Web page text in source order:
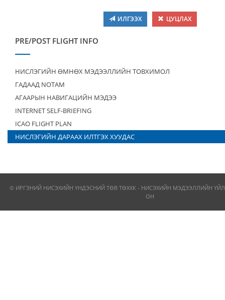
ИЛГЭЭХ ЦУЦЛАХ
PRE/POST FLIGHT INFO
НИСЛЭГИЙН ӨМНӨХ МЭДЭЭЛЛИЙН ТОВХИМОЛ
ГАДААД NOTAM
АГААРЫН НАВИГАЦИЙН МЭДЭЭ
INTERNET SELF-BRIEFING
ICAO FLIGHT PLAN
НИСЛЭГИЙН ДАРААХ ИЛТГЭХ ХУУДАС
© ИРГЭНИЙ НИСЭХИЙН ҮНДЭСНИЙ ТӨВ ТӨХХК - НИСЭХИЙН МЭДЭЭЛЛИЙН
ОН